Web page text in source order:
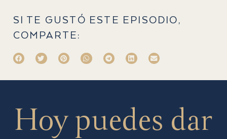
SI TE GUSTÓ ESTE EPISODIO,
COMPARTE:
Hoy puedes dar